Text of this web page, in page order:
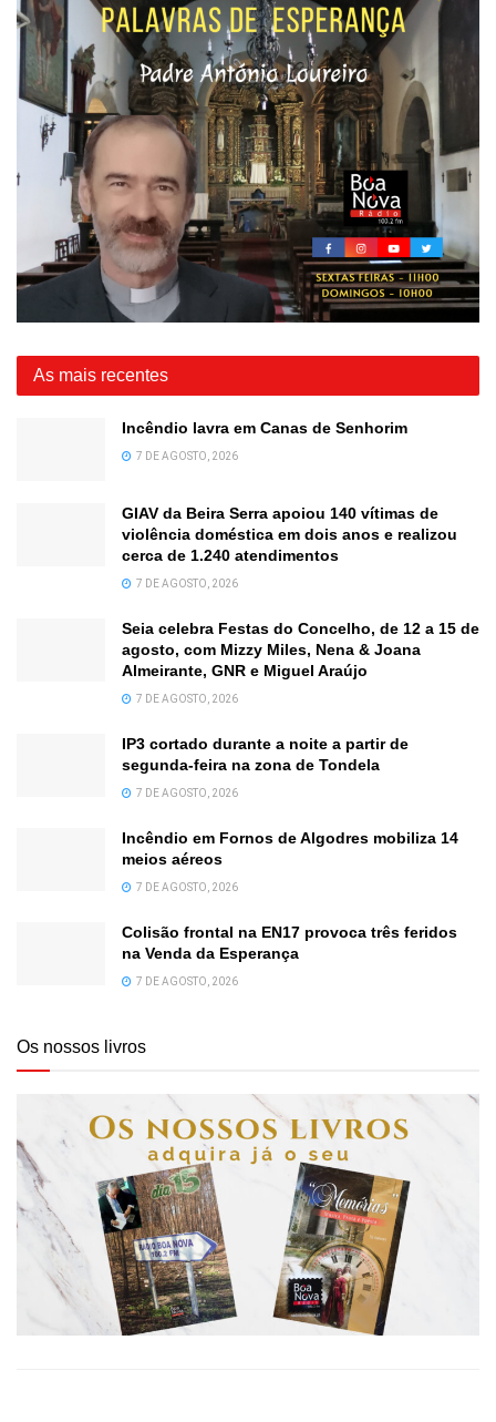
As mais recentes
Incêndio lavra em Canas de Senhorim
7 DE AGOSTO, 2026
GIAV da Beira Serra apoiou 140 vítimas de
violência doméstica em dois anos e realizou
cerca de 1.240 atendimentos
7 DE AGOSTO, 2026
Seia celebra Festas do Concelho, de 12 a 15 de
agosto, com Mizzy Miles, Nena & Joana
Almeirante, GNR e Miguel Araújo
7 DE AGOSTO, 2026
IP3 cortado durante a noite a partir de
segunda-feira na zona de Tondela
7 DE AGOSTO, 2026
Incêndio em Fornos de Algodres mobiliza 14
meios aéreos
7 DE AGOSTO, 2026
Colisão frontal na EN17 provoca três feridos
na Venda da Esperança
7 DE AGOSTO, 2026
Os nossos livros